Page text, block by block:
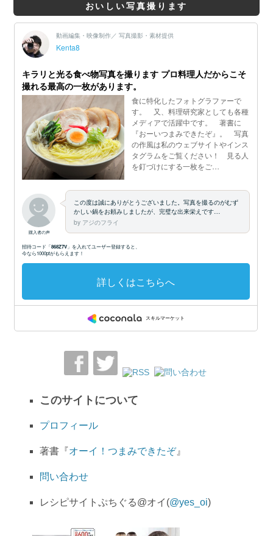
おいしい写真撮ります
このサイトについて
プロフィール
著書『オーイ！つまみできたぞ』
問い合わせ
レシピサイトぷちぐる@オイ(@yes_oi)